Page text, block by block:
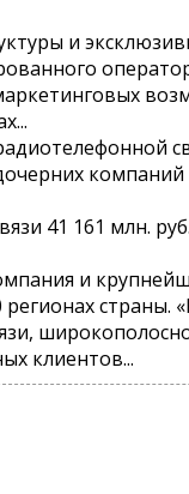
и
41 161 млн.
и
страны.
клиентов...